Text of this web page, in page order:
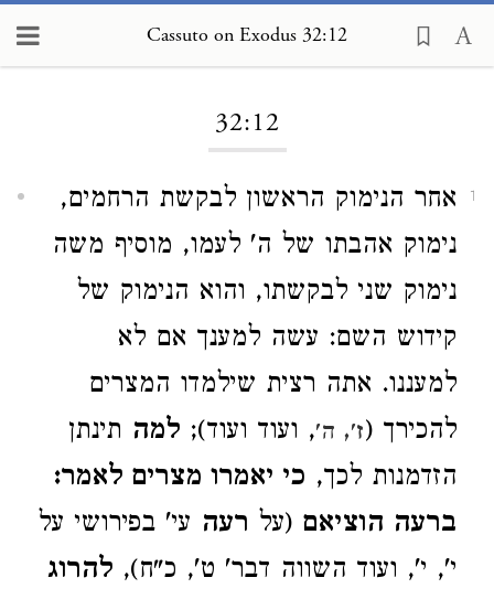
Cassuto on Exodus 32:12
32:12
1
אחר הנימוק הראשון לבקשת הרחמים,
נימוק אהבתו של ה' לעמו, מוסיף משה
נימוק שני לבקשתו, והוא הנימוק של
קידוש השם: עשה למענך אם לא
למעננו. אתה רצית שילמדו המצרים
להכירך (ז', ה', ועוד ועוד); למה תינתן
הזדמנות לכך, כי יאמרו מצרים לאמר:
ברעה הוציאם (על רעה עי' בפירושי על
י', י', ועוד השווה דבר' ט', כ"ח), להרוג